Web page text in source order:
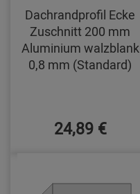
Dachrandprofil Ecke
Zuschnitt 200 mm
Aluminium walzblank
0,8 mm (Standard)
24,89 €